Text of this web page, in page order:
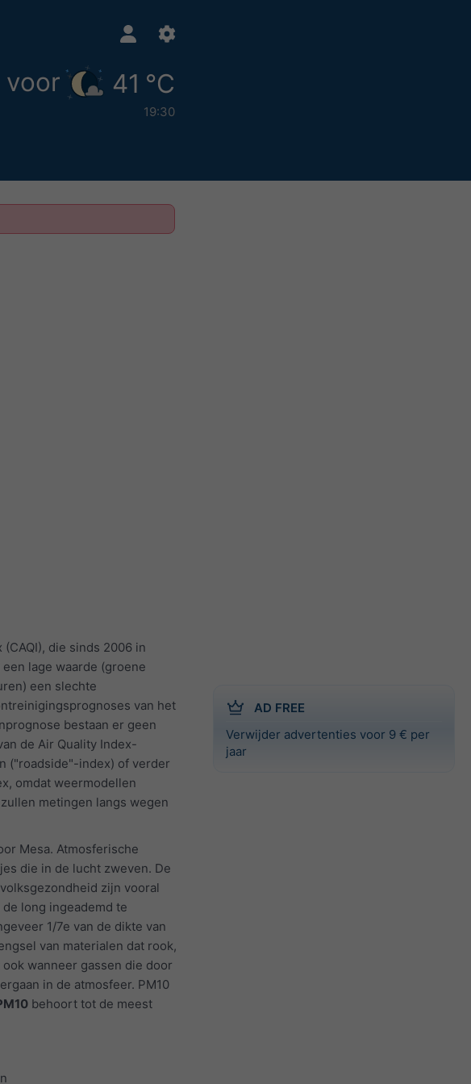
voor
41 °C
19:30
AD FREE
Verwijder advertenties voor 9 € per
jaar
die sinds 2006 in
lage waarde (groene
een slechte
van het
bestaan er geen
de Air Quality Index-
("roadside"-index) of verder
omdat weermodellen
metingen langs wegen
Mesa. Atmosferische
die in de lucht zweven. De
zijn vooral
long ingeademd te
1/7e van de dikte van
van materialen dat rook,
wanneer gassen die door
in de atmosfeer. PM10
behoort tot de meest